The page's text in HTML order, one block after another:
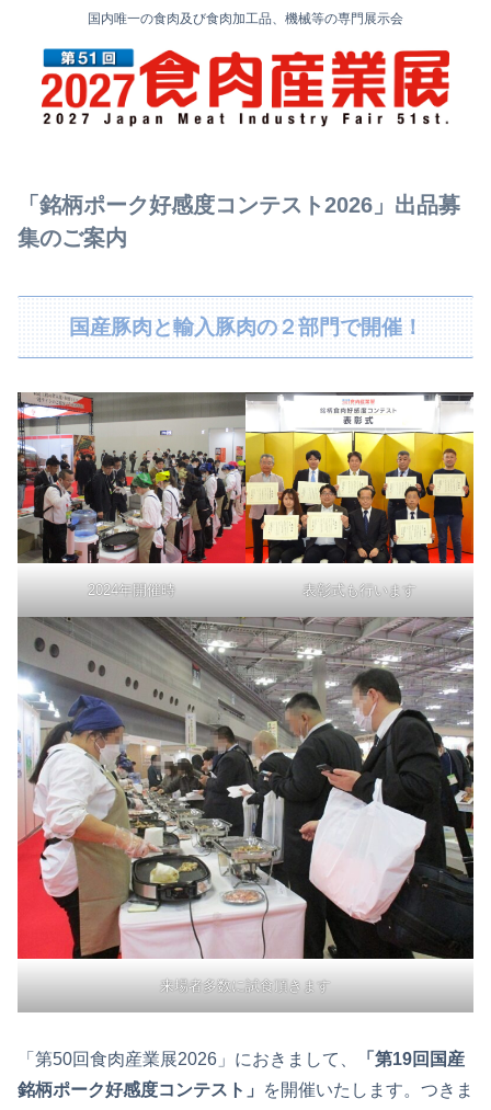
国内唯一の食肉及び食肉加工品、機械等の専門展示会
「銘柄ポーク好感度コンテスト2026」出品募
集のご案内
国産豚肉と輸入豚肉の２部門で開催！
2024年開催時 表彰式も行います
来場者多数に試食頂きます
「第50回食肉産業展2026」におきまして、
「第19回国産
銘柄ポーク好感度コンテスト」
を開催いたします。つきま